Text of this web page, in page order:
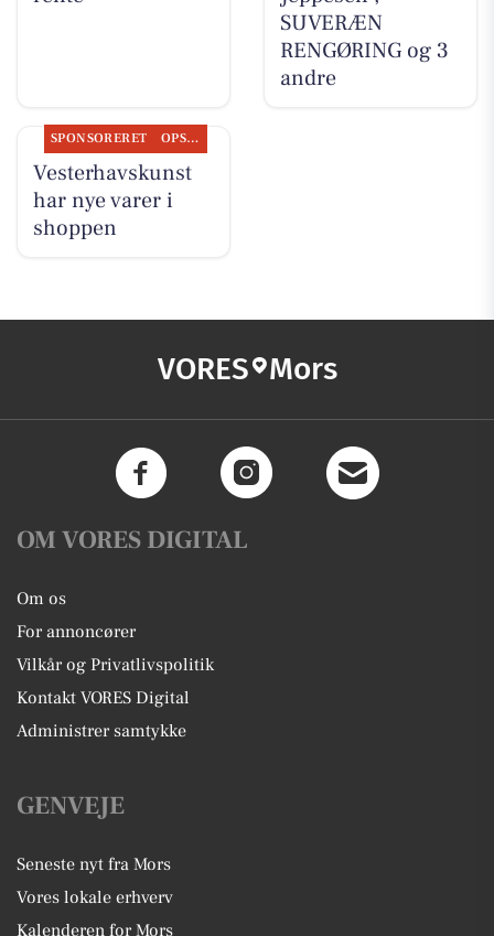
SUVERÆN
RENGØRING og 3
andre
SPONSORERET OPSLAGSTAVLEN
Vesterhavskunst
har nye varer i
shoppen
VORES Mors
OM VORES DIGITAL
Om os
For annoncører
Vilkår og Privatlivspolitik
Kontakt VORES Digital
Administrer samtykke
GENVEJE
Seneste nyt fra Mors
Vores lokale erhverv
Kalenderen for Mors